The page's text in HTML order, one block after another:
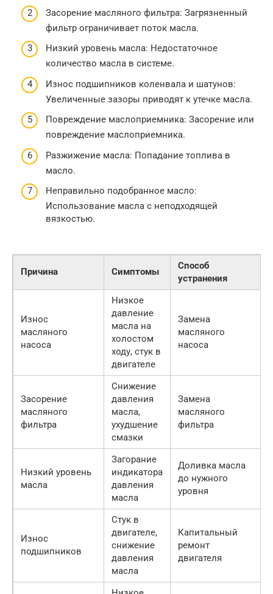
Засорение масляного фильтра: Загрязненный
фильтр ограничивает поток масла.
Низкий уровень масла: Недостаточное
количество масла в системе.
Износ подшипников коленвала и шатунов:
Увеличенные зазоры приводят к утечке масла.
Повреждение маслоприемника: Засорение или
повреждение маслоприемника.
Разжижение масла: Попадание топлива в
масло.
Неправильно подобранное масло:
Использование масла с неподходящей
вязкостью.
Причина Симптомы
Способ
устранения
Износ
масляного
насоса
Низкое
давление
масла на
холостом
ходу, стук в
двигателе
Замена
масляного
насоса
Засорение
масляного
фильтра
Снижение
давления
масла,
ухудшение
смазки
Замена
масляного
фильтра
Низкий уровень
масла
Загорание
индикатора
давления
масла
Доливка масла
до нужного
уровня
Износ
подшипников
Стук в
двигателе,
снижение
давления
масла
Капитальный
ремонт
двигателя